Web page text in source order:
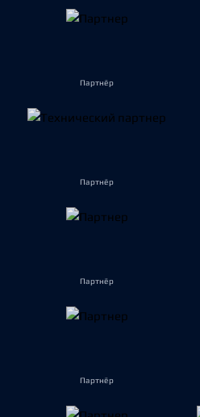
Партнёр
Партнёр
Партнёр
Партнёр